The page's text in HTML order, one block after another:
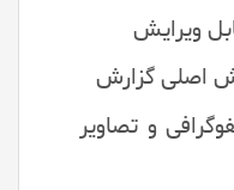
و تصاویر